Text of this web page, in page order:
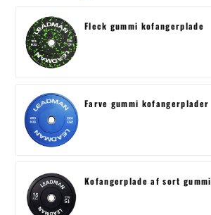
Fleck gummi kofangerplade
Farve gummi kofangerplader
Kofangerplade af sort gummi